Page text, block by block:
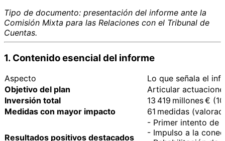
Tipo de documento: presentación del informe ante la
Comisión Mixta para las Relaciones con el Tribunal de
Cuentas.
1. Contenido esencial del informe
Aspecto
Lo que señala el
Objetivo del plan
Articular
Inversión total
13 419 millones €
Medidas con mayor impacto
61 medidas
Resultados positivos destacados
- Primer intento de
- Impulso a la